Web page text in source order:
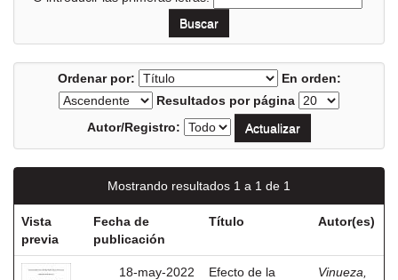
Ordenar por:
En orden:
Resultados por página
Autor/Registro:
Mostrando resultados 1 a 1 de 1
Vista
previa
Fecha de
publicación
Título Autor(es)
18-may-2022
Efecto de la
Vinueza,